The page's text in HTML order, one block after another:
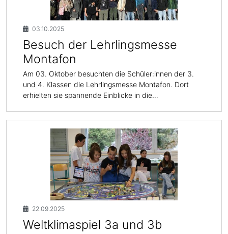
03.10.2025
Besuch der Lehrlingsmesse
Montafon
Am 03. Oktober besuchten die Schüler:innen der 3.
und 4. Klassen die Lehrlingsmesse Montafon. Dort
erhielten sie spannende Einblicke in die…
22.09.2025
Weltklimaspiel 3a und 3b